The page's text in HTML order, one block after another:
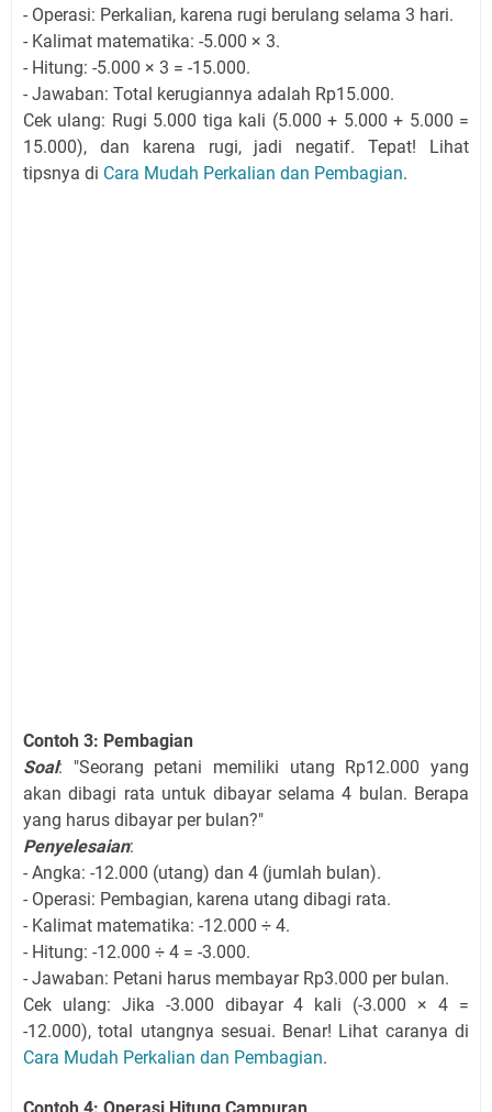
- Operasi: Perkalian, karena rugi berulang selama 3 hari.
- Kalimat matematika: -5.000 × 3.
- Hitung: -5.000 × 3 = -15.000.
- Jawaban: Total kerugiannya adalah Rp15.000.
Cek ulang: Rugi 5.000 tiga kali (5.000 + 5.000 + 5.000 =
15.000), dan karena rugi, jadi negatif. Tepat! Lihat
tipsnya di Cara Mudah Perkalian dan Pembagian.
Contoh 3: Pembagian
Soal: "Seorang petani memiliki utang Rp12.000 yang
akan dibagi rata untuk dibayar selama 4 bulan. Berapa
yang harus dibayar per bulan?"
Penyelesaian:
- Angka: -12.000 (utang) dan 4 (jumlah bulan).
- Operasi: Pembagian, karena utang dibagi rata.
- Kalimat matematika: -12.000 ÷ 4.
- Hitung: -12.000 ÷ 4 = -3.000.
- Jawaban: Petani harus membayar Rp3.000 per bulan.
Cek ulang: Jika -3.000 dibayar 4 kali (-3.000 × 4 =
-12.000), total utangnya sesuai. Benar! Lihat caranya di
Cara Mudah Perkalian dan Pembagian.
Contoh 4: Operasi Hitung Campuran